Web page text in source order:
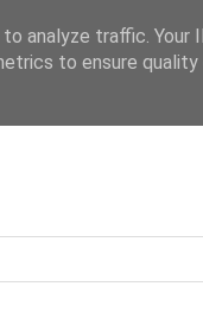
analyze traffic. Your
to ensure